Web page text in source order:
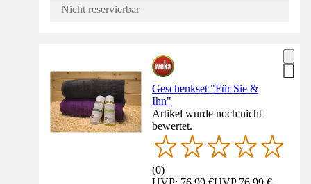
Nicht reservierbar
Geschenkset "Für Sie &
Ihn"
Artikel wurde noch nicht
bewertet.
(0)